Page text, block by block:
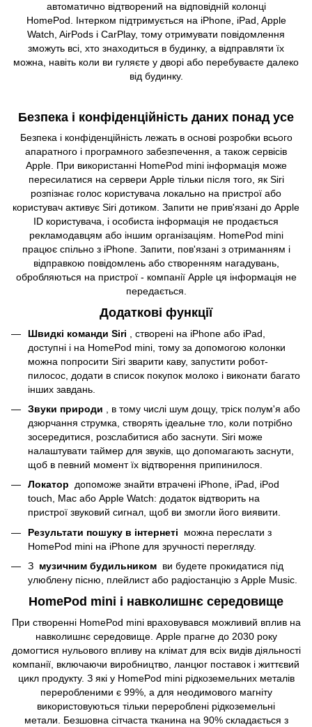
автоматично відтворений на відповідній колонці
HomePod. Інтерком підтримується на iPhone, iPad, Apple
Watch, AirPods і CarPlay, тому отримувати повідомлення
зможуть всі, хто знаходиться в будинку, а відправляти їх
можна, навіть коли ви гуляєте у дворі або перебуваєте далеко
від будинку.
Безпека і конфіденційність даних понад усе
Безпека і конфіденційність лежать в основі розробки всього
апаратного і програмного забезпечення, а також сервісів
Apple. При використанні HomePod mini інформація може
пересилатися на сервери Apple тільки після того, як Siri
розпізнає голос користувача локально на пристрої або
користувач активує Siri дотиком. Запити не прив'язані до Apple
ID користувача, і особиста інформація не продається
рекламодавцям або іншим організаціям. HomePod mini
працює спільно з iPhone. Запити, пов'язані з отриманням і
відправкою повідомлень або створенням нагадувань,
обробляються на пристрої - компанії Apple ця інформація не
передається.
Додаткові функції
Швидкі команди Siri , створені на iPhone або iPad,
доступні і на HomePod mini, тому за допомогою колонки
можна попросити Siri зварити каву, запустити робот-
пилосос, додати в список покупок молоко і виконати багато
інших завдань.
Звуки природи , в тому числі шум дощу, тріск полум'я або
дзюрчання струмка, створять ідеальне тло, коли потрібно
зосередитися, розслабитися або заснути. Siri може
налаштувати таймер для звуків, що допомагають заснути,
щоб в певний момент їх відтворення припинилося.
Локатор допоможе знайти втрачені iPhone, iPad, iPod
touch, Mac або Apple Watch: додаток відтворить на
пристрої звуковий сигнал, щоб ви змогли його виявити.
Результати пошуку в інтернеті можна переслати з
HomePod mini на iPhone для зручності перегляду.
З музичним будильником ви будете прокидатися під
улюблену пісню, плейлист або радіостанцію з Apple Music.
HomePod mini і навколишнє середовище
При створенні HomePod mini враховувався можливий вплив на
навколишнє середовище. Apple прагне до 2030 року
домогтися нульового впливу на клімат для всіх видів діяльності
компанії, включаючи виробництво, ланцюг поставок і життєвий
цикл продукту. З які у HomePod mini рідкоземельних металів
переробленими є 99%, а для неодимового магніту
використовуються тільки перероблені рідкоземельні
метали. Безшовна сітчаста тканина на 90% складається з